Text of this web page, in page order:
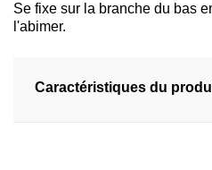
Se fixe sur la branche du bas
l'abimer.
Caractéristiques du